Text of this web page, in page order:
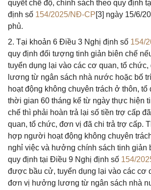
quyết chế độ, chính sách theo quy định
định số 154/2025/NĐ-CP[3] ngày 15/6/
phủ.
2. Tại khoản 6 Điều 3 Nghị định số 154/
quy định đối tượng tinh giản biên chế
tuyển dụng lại vào các cơ quan, tổ
lương từ ngân sách nhà nước hoặc bố
hoạt động không chuyên trách ở thôn, tổ
thời gian 60 tháng kể từ ngày thực hiện
chế thì phải hoàn trả lại số tiền trợ cấp
quan, tổ chức, đơn vị đã chi trả trợ cấp.
hợp người hoạt động không chuyên
nghỉ việc và hưởng chính sách tinh giản
quy định tại Điều 9 Nghị định số 154/
được bầu cử, tuyển dụng lại vào các cơ
đơn vị hưởng lương từ ngân sách nhà